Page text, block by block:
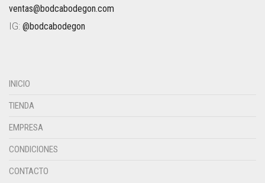
ventas@bodcabodegon.com
IG: @bodcabodegon
INICIO
TIENDA
EMPRESA
CONDICIONES
CONTACTO